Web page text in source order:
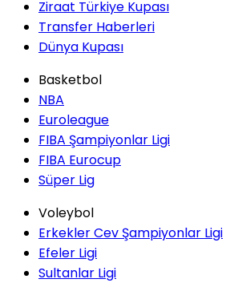
Ziraat Türkiye Kupası
Transfer Haberleri
Dünya Kupası
Basketbol
NBA
Euroleague
FIBA Şampiyonlar Ligi
FIBA Eurocup
Süper Lig
Voleybol
Erkekler Cev Şampiyonlar Ligi
Efeler Ligi
Sultanlar Ligi